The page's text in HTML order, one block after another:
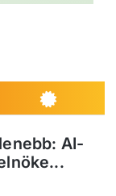
AI-